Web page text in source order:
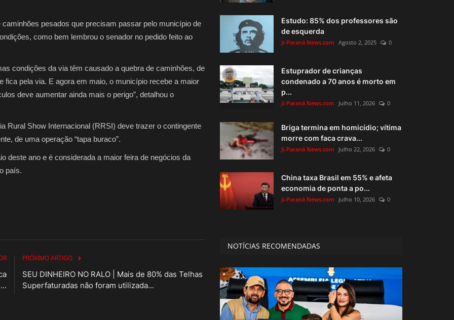
pesados que precisam passar pelo município de
como bem lembrou o senador no pedido feito ao
condições da via têm causado a quebra de caminhões, de
pela via. E agora em maio, o município recebe a maior
deve aumentar ainda mais o perigo”, detalhou o
Rural Show Internacional (RRSI) deve trazer o contingente
de uma operação “tapa buraco”.
deste ano e é considerada a maior feira de negócios da
país.
PRÓXIMO ARTIGO
SEU DINHEIRO NO RALO | Mais de 80% das Telhas
Superfaturadas não foram utilizada...
Estudo: 85% dos professores são
de esquerda
Ji-Paraná News.com Agosto 2, 2025 0
Estuprador de crianças
condenado a 70 anos é morto em
p...
Ji-Paraná News.com Julho 11, 2026 0
Briga termina em homicídio; vítima
morre com faca crava...
Ji-Paraná News.com Julho 22, 2026 0
China taxa Brasil em 55% e afeta
economia de ponta a po...
Ji-Paraná News.com Julho 10, 2026 0
NOTÍCIAS RECOMENDADAS